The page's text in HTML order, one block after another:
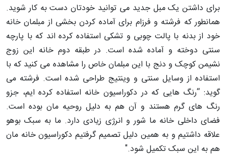
برای داشتن یک مبل جدید می توانید خودتان دست به کار شوید.
همانطور که فرشته و فرزام برای آماده کردن بخشی از مبلمان خانه
خود از بدنه با پالت چوبی و تشکی استفاده کرده اند که با پارچه
سنتی دوخته و آماده شده است. در طبقه دوم خانه این زوج
نشیمن کوچک و دنج با این مبلمان خاص را مشاهده می کنید که با
استفاده از وسایل سنتی و وینتیج طراحی شده است. فرشته می
گوید: “رنگ هایی که در دکوراسیون خانه استفاده کرده ایم، جزو
رنگ های گرم هستند و آن هم به دلیل روحیه مان بوده است.
فضای داخلی خانه ما شور و انرژی زیادی دارد. ما به سبک بوهو
علاقه داشتیم و به همین دلیل تصمیم گرفتیم دکوراسیون خانه مان
هم به این سبک تکمیل شود."